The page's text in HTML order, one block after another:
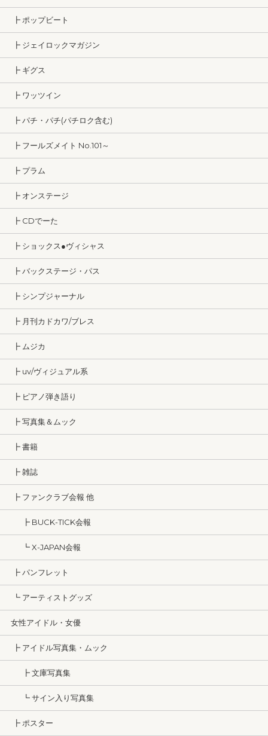
┣ ポップビート
┣ ジェイロックマガジン
┣ ギグス
┣ ワッツイン
┣ パチ・パチ(パチロク含む)
┣ フールズメイト No.101～
┣ プラム
┣ オンステージ
┣ CDでーた
┣ ショックス●ヴィシャス
┣ バックステージ・パス
┣ シンプジャーナル
┣ 月刊カドカワ/ブレス
┣ ムジカ
┣ uv/ヴィジュアル系
┣ ピアノ弾き語り
┣ 写真集＆ムック
┣ 書籍
┣ 雑誌
┣ ファンクラブ会報 他
┣ BUCK-TICK会報
┗ X-JAPAN会報
┣ パンフレット
┗ アーティストグッズ
女性アイドル・女優
┣ アイドル写真集・ムック
┣ 文庫写真集
┗ サイン入り写真集
┣ ポスター